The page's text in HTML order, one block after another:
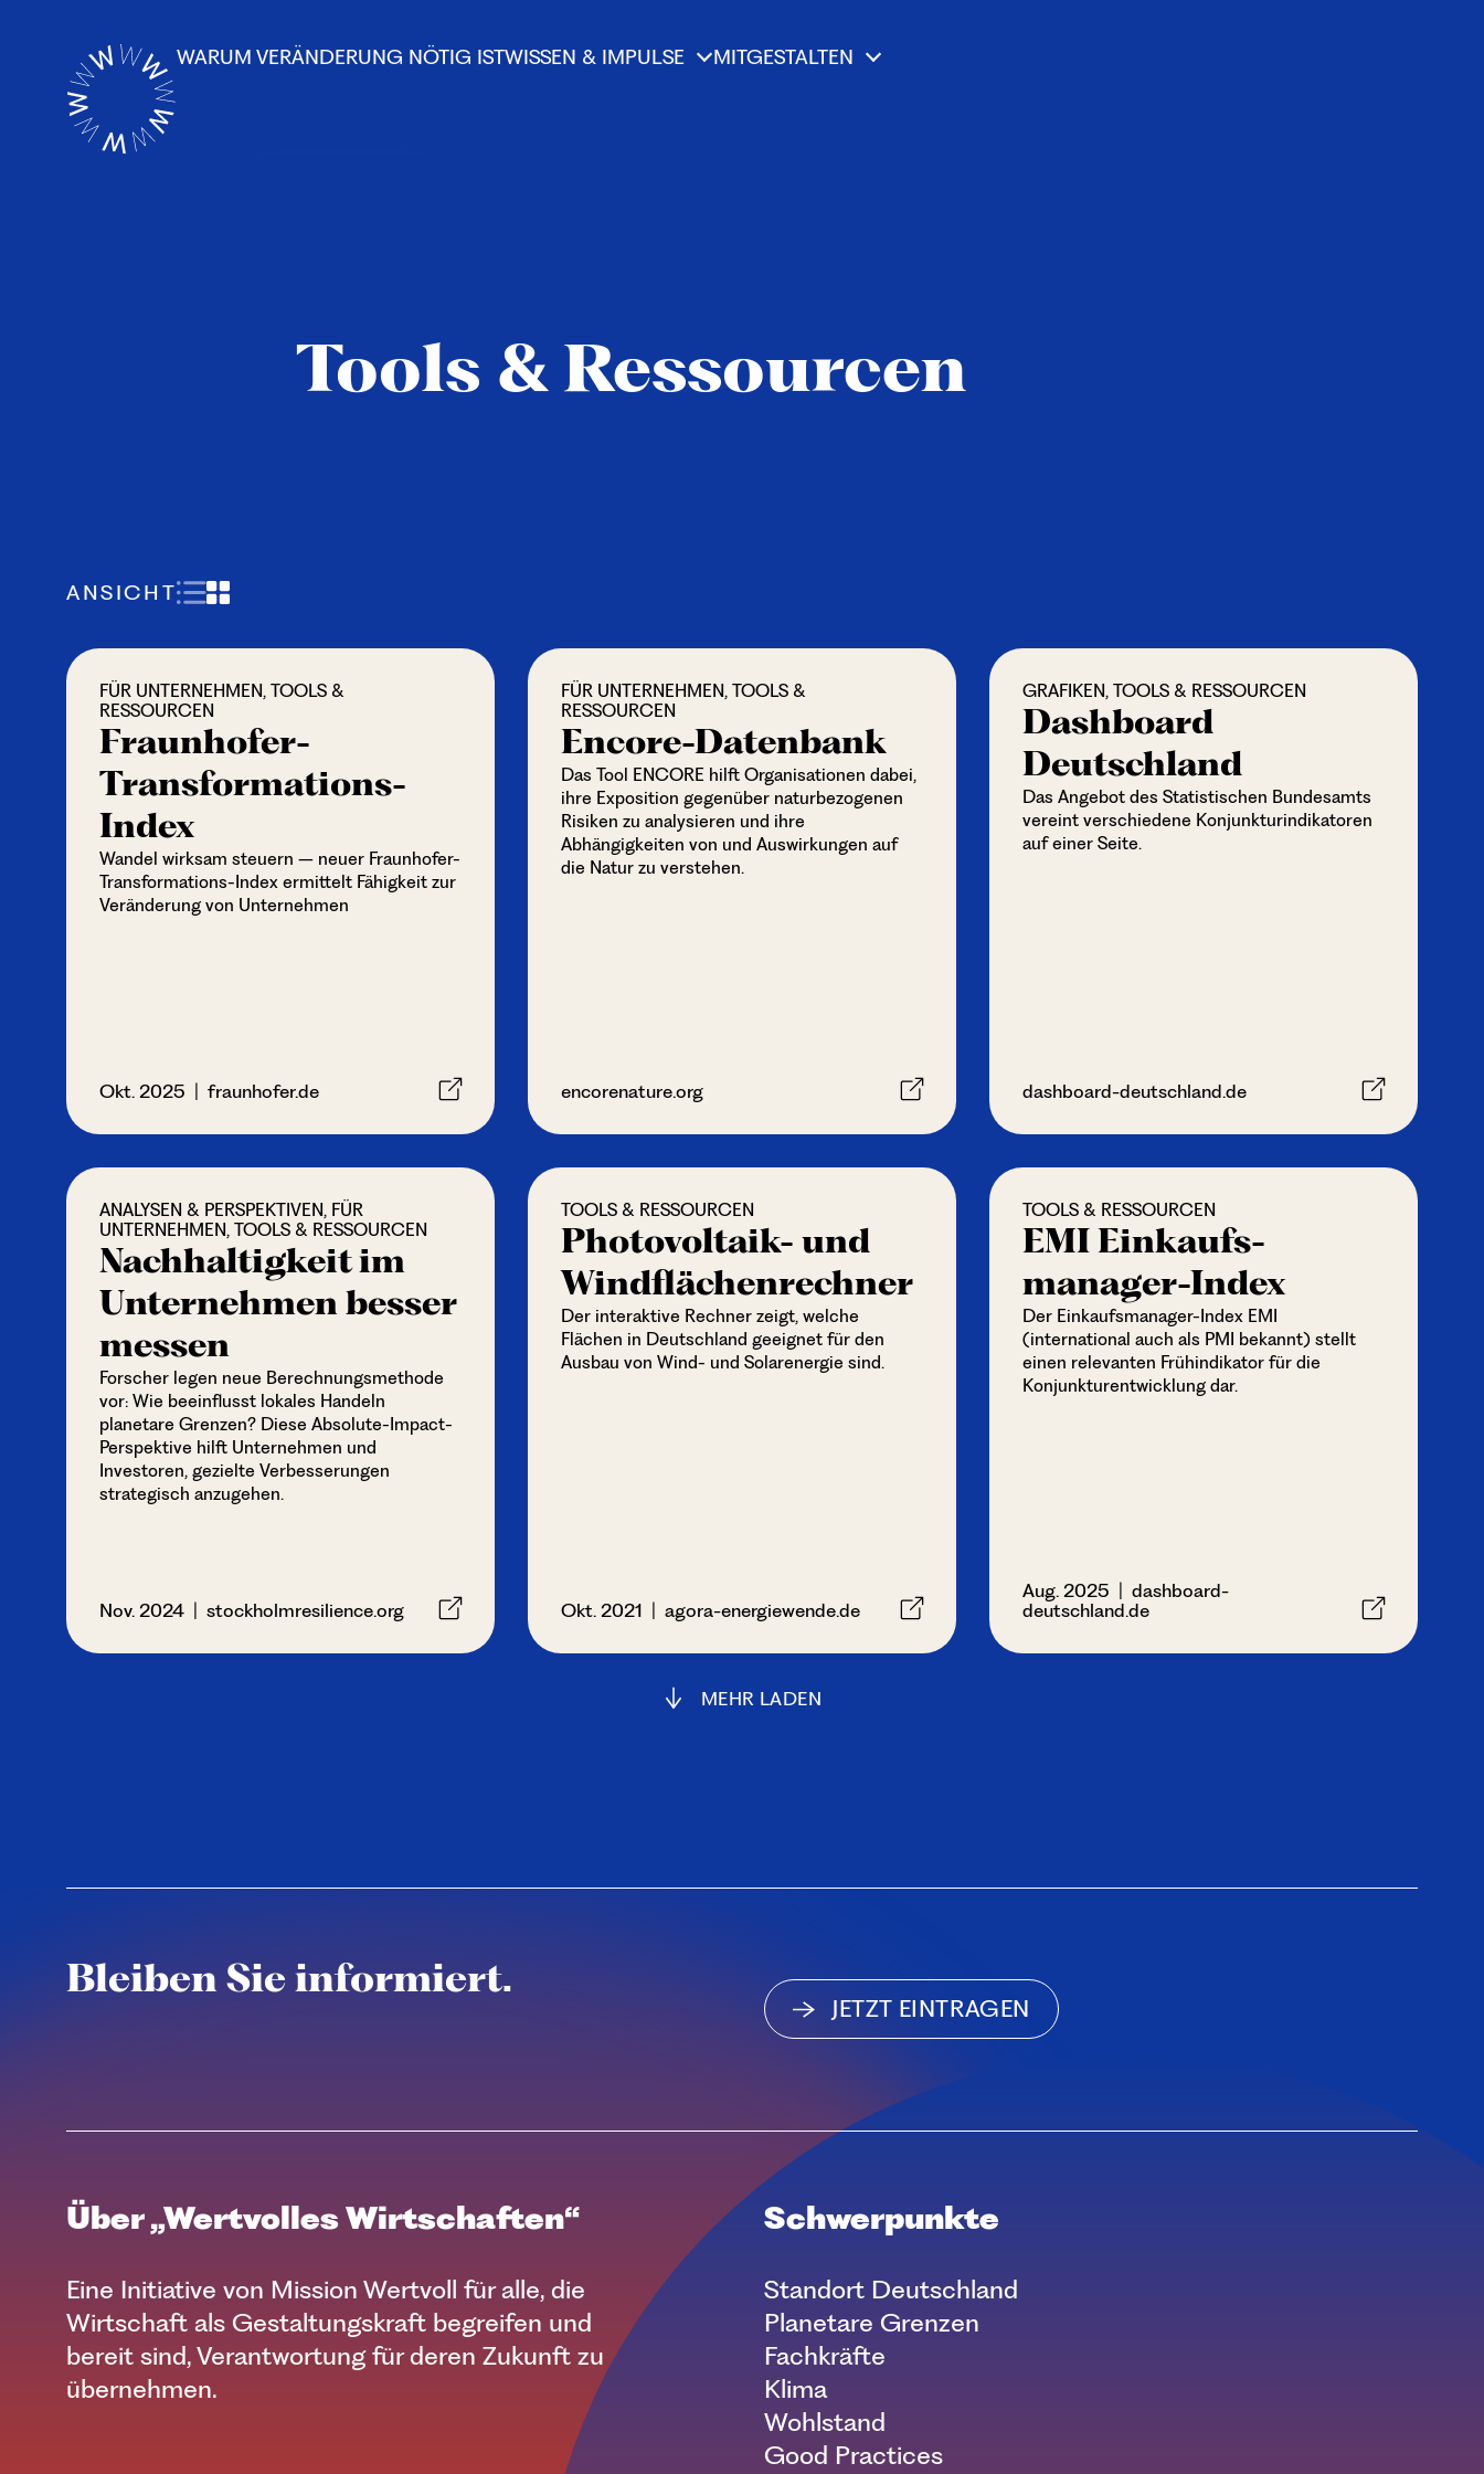
WARUM VERÄNDERUNG NÖTIG ISTWISSEN & IMPULSE MITGESTALTEN
Tools & Ressourcen
ANSICHT
FÜR UNTERNEHMEN, TOOLS &
RESSOURCEN
Fraunhofer-
Transformations-
Index
Wandel wirksam steuern – neuer Fraunhofer-
Transformations-Index ermittelt Fähigkeit zur
Veränderung von Unternehmen
Okt. 2025 | fraunhofer.de
FÜR UNTERNEHMEN, TOOLS &
RESSOURCEN
Encore-Datenbank
Das Tool ENCORE hilft Organisationen dabei,
ihre Exposition gegenüber naturbezogenen
Risiken zu analysieren und ihre
Abhängigkeiten von und Auswirkungen auf
die Natur zu verstehen.
encorenature.org
GRAFIKEN, TOOLS & RESSOURCEN
Dashboard
Deutschland
Das Angebot des Statistischen Bundesamts
vereint verschiedene Konjunkturindikatoren
auf einer Seite.
dashboard-deutschland.de
ANALYSEN & PERSPEKTIVEN, FÜR
UNTERNEHMEN, TOOLS & RESSOURCEN
Nachhaltigkeit im
Unternehmen besser
messen
Forscher legen neue Berechnungsmethode
vor: Wie beeinflusst lokales Handeln
planetare Grenzen? Diese Absolute-Impact-
Perspektive hilft Unternehmen und
Investoren, gezielte Verbesserungen
strategisch anzugehen.
Nov. 2024 | stockholmresilience.org
TOOLS & RESSOURCEN
Photovoltaik- und
Wind­flächen­rechner
Der interaktive Rechner zeigt, welche
Flächen in Deutschland geeignet für den
Ausbau von Wind- und Solarenergie sind.
Okt. 2021 | agora-energiewende.de
TOOLS & RESSOURCEN
EMI Einkaufs­
manager-Index
Der Einkaufs­manager-Index EMI
(international auch als PMI bekannt) stellt
einen relevanten Frühindikator für die
Konjunkturentwicklung dar.
Aug. 2025 | dashboard-
deutschland.de
MEHR LADEN
Bleiben Sie informiert.
JETZT EINTRAGEN
Über „Wertvolles Wirtschaften“
Eine Initiative von Mission Wertvoll für alle, die
Wirtschaft als Gestaltungskraft begreifen und
bereit sind, Verantwortung für deren Zukunft zu
übernehmen.
Schwerpunkte
Standort Deutschland
Planetare Grenzen
Fachkräfte
Klima
Wohlstand
Good Practices